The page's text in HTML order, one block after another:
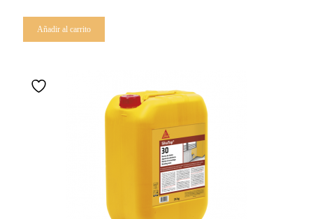
Añadir al carrito